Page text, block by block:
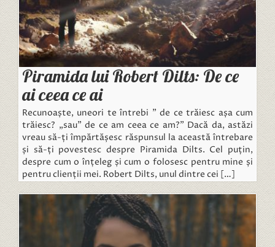
Piramida lui Robert Dilts: De ce
ai ceea ce ai
Recunoaște, uneori te întrebi ” de ce trăiesc așa cum
trăiesc? „sau” de ce am ceea ce am?” Dacă da, astăzi
vreau să-ți împărtășesc răspunsul la această întrebare
și să-ți povestesc despre Piramida Dilts. Cel puțin,
despre cum o înțeleg și cum o folosesc pentru mine și
pentru clienții mei. Robert Dilts, unul dintre cei […]